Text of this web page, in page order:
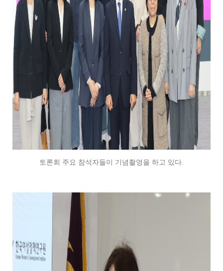
토론회 주요 참석자들이 기념촬영을 하고 있다.